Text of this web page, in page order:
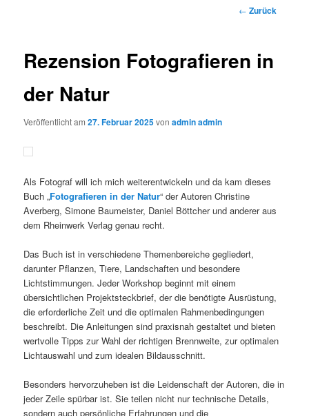
Beitrags-
← Zurück
Rezension Fotografieren in
der Natur
Veröffentlicht am27. Februar 2025vonadmin admin
Als Fotograf will ich mich weiterentwickeln und da kam dieses
Buch „Fotografieren in der Natur“ der Autoren Christine
Averberg, Simone Baumeister, Daniel Böttcher und anderer aus
dem Rheinwerk Verlag genau recht.
Das Buch ist in verschiedene Themenbereiche gegliedert,
darunter Pflanzen, Tiere, Landschaften und besondere
Lichtstimmungen. Jeder Workshop beginnt mit einem
übersichtlichen Projektsteckbrief, der die benötigte Ausrüstung,
die erforderliche Zeit und die optimalen Rahmenbedingungen
beschreibt. Die Anleitungen sind praxisnah gestaltet und bieten
wertvolle Tipps zur Wahl der richtigen Brennweite, zur optimalen
Lichtauswahl und zum idealen Bildausschnitt.
Besonders hervorzuheben ist die Leidenschaft der Autoren, die in
jeder Zeile spürbar ist. Sie teilen nicht nur technische Details,
sondern auch persönliche Erfahrungen und die